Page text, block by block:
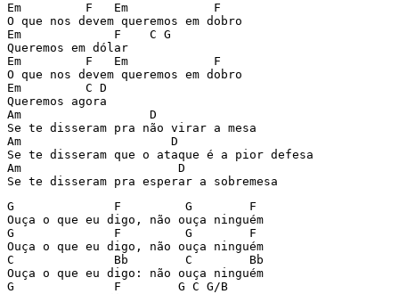
Em         F   Em            F
O que nos devem queremos em dobro
Em             F    C G
Queremos em dólar
Em         F   Em            F
O que nos devem queremos em dobro
Em         C D
Queremos agora
Am                  D
Se te disseram pra não virar a mesa
Am                     D
Se te disseram que o ataque é a pior defesa
Am                      D
G              F         G        F
Ouça o que eu digo, não ouça ninguém
G              F         G        F
Ouça o que eu digo, não ouça ninguém
C              Bb        C        Bb
Ouça o que eu digo: não ouça ninguém
G              F        G C G/B